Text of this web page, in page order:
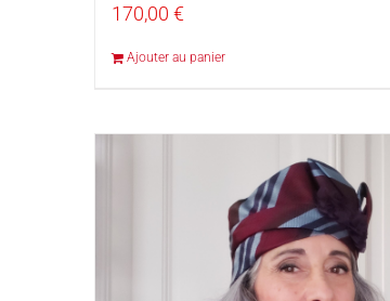
170,00 €
Ajouter au panier